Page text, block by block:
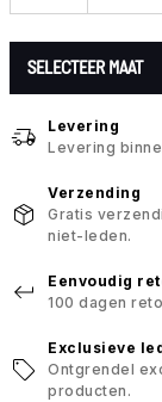
SELECTEER MAAT
Levering
Levering
Verzending
Gratis
niet-leden.
Eenvoudig
100 dagen
Exclusieve
Ontgrendel
producten.